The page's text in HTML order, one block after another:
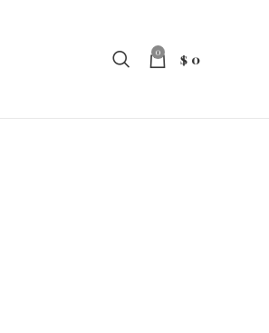
0 $ 0